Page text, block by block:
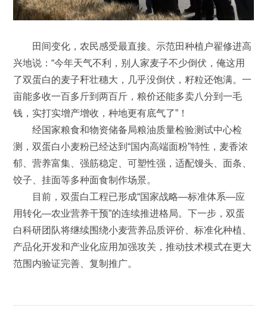
田间变化，农民感受最直接。示范田种植户翟修进高
兴地说：“今年天气不利，别人家麦子不少倒伏，俺这用
了双蛋白的麦子秆壮穗大，几乎没倒伏，籽粒还饱满。一
亩能多收一百多斤到两百斤，粮价还能多卖八分到一毛
钱，实打实增产增收，种地更有底气了”！
经国家粮食和物资储备局粮油质量检验测试中心检
测，双蛋白小麦粉已经达到“国内高端面粉”特性，麦香浓
郁、营养富集、强筋稳定、可塑性强，适配馒头、面条、
饺子、挂面等多种面食制作场景。
目前，双蛋白工程已形成“国家战略—标准体系—应
用转化—农业营养干预”的连续推进格局。下一步，双蛋
白科研团队将继续围绕小麦营养品质评价、标准化种植、
产品化开发和产业化应用加强攻关，推动技术模式在更大
范围内验证完善、复制推广。